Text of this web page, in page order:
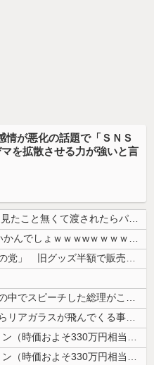
情が悪化の話題で「ＳＮＳ
を拡散させる力が強いと言
【画像】 今のクソガキ共、これを見たこと無くて渡されたらパニクるらしい...
【画像】 16歳でこのお◯ぱいはいかんでしょｗｗｗwｗｗｗｗｗｗｗｗ❤
れいわ新選組の新党名は「いのちの党」 旧グッズ半額で販売 どうなる秘書...
【原爆の日】サヨク「防弾ガラスの中でスピーチした総理がこれまでいたんだ...
【動画】高速道路を走行中の車からリアガラスが飛んでくる事故(ﾟoﾟ)
太陽光発電所で、銅線およそ2.2トン（時価およそ330万円相当）盗んだ...
太陽光発電所で、銅線およそ2.2トン（時価およそ330万円相当）盗んだ...